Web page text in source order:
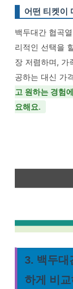
어떤 티켓이
백두대간 협곡
리적인 선택을
장 저렴하며, 가
공하는 대신 가
고 원하는 경험
요해요.
3. 백두대
하게 비